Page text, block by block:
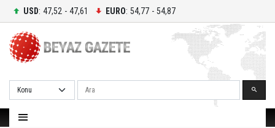
USD: 47,52 - 47,61 EURO: 54,77 - 54,87
Ara